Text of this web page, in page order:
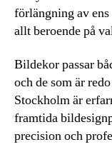
förlängning av
allt beroende på
Bildekor passar
och de som är
Stockholm är
framtida
precision och